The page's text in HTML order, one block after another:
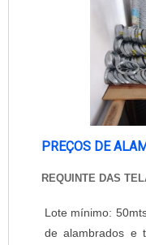
substituições
PREÇOS DE
REQUINTE DAS
Lote mínimo:
de alambrados e